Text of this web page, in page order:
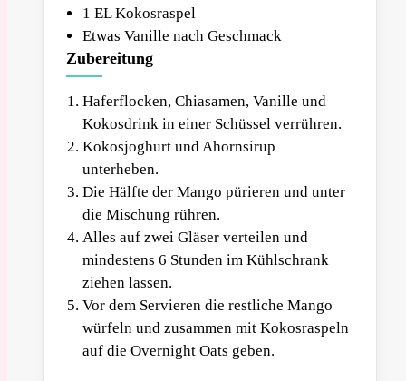
1 EL Kokosraspel
Etwas Vanille nach Geschmack
Zubereitung
Haferflocken, Chiasamen, Vanille und
Kokosdrink in einer Schüssel verrühren.
Kokosjoghurt und Ahornsirup
unterheben.
Die Hälfte der Mango pürieren und unter
die Mischung rühren.
Alles auf zwei Gläser verteilen und
mindestens 6 Stunden im Kühlschrank
ziehen lassen.
Vor dem Servieren die restliche Mango
würfeln und zusammen mit Kokosraspeln
auf die Overnight Oats geben.